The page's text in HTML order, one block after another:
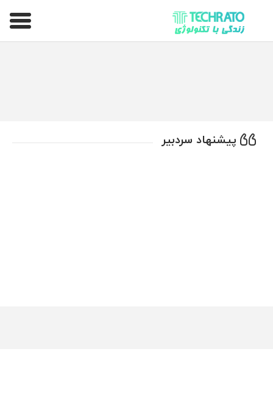
تکراتو – زندگی با تکنولوژی
پیشنهاد سردبیر